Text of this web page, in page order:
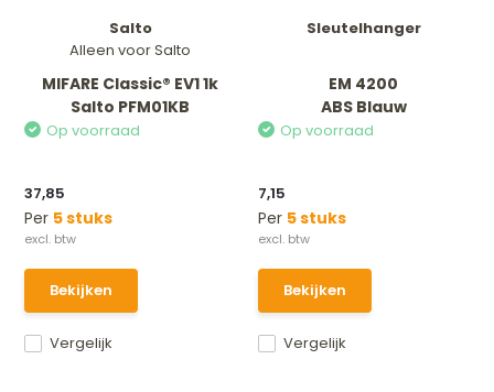
Salto
Alleen voor Salto
MIFARE Classic® EV1 1k
Salto PFM01KB
Vergelijk
Op voorraad
37,85
Per 5 stuks
Bekijken
Sleutelhanger
EM 4200
ABS Blauw
Vergelijk
Op voorraad
7,15
Per 5 stuks
Bekijken